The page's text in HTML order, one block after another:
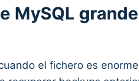
MySQL
el fichero es